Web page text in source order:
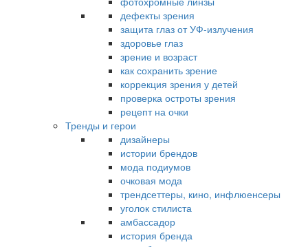
дефекты зрения
защита глаз от УФ-излучения
здоровье глаз
зрение и возраст
как сохранить зрение
коррекция зрения у детей
проверка остроты зрения
рецепт на очки
Тренды и герои
дизайнеры
истории брендов
мода подиумов
очковая мода
трендсеттеры, кино, инфлюенсеры
уголок стилиста
амбассадор
история бренда